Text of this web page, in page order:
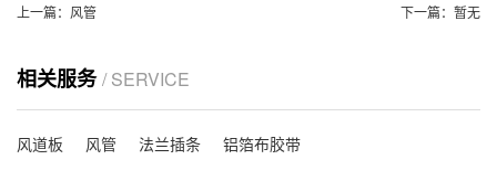
上一篇： 风管 下一篇： 暂无
相关服务/ SERVICE
风道板 风管 法兰插条 铝箔布胶带